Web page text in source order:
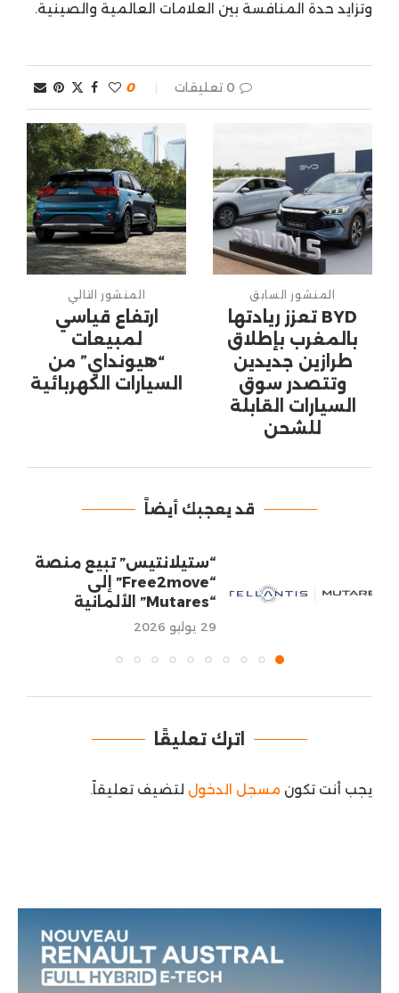
وتزايد حدة المنافسة بين العلامات العالمية والصينية.
0 تعليقات 0
المنشور السابق
BYD تعزز ريادتها
بالمغرب بإطلاق
طرازين جديدين
وتتصدر سوق
السيارات القابلة
للشحن
المنشور التالي
ارتفاع قياسي
لمبيعات
“هيونداي” من
السيارات الكهربائية
قد يعجبك أيضاً
“ستيلانتيس” تبيع منصة
“Free2move” إلى
“Mutares” الألمانية
29 يوليو 2026
اترك تعليقًا
يجب أنت تكون مسجل الدخول لتضيف تعليقاً.